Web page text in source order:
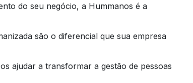
do seu negócio, a Hummanos é a
são o diferencial que sua empresa
ajudar a transformar a gestão de pessoas